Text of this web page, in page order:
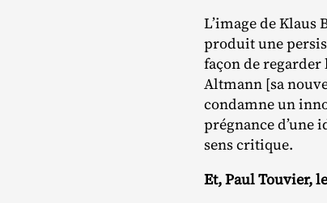
L’image de
produit une
façon de regarder
Altmann [sa
condamne un
prégnance d’une
sens critique.
Et, Paul Touvier,